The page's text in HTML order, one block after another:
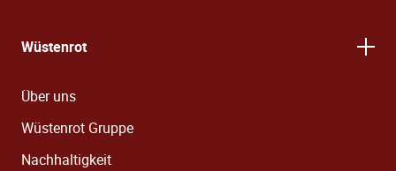
Wüstenrot
Über uns
Wüstenrot Gruppe
Nachhaltigkeit